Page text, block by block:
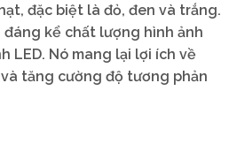
đặc biệt là đỏ, đen và trắng.
đáng kể chất lượng hình ảnh
LED. Nó mang lại lợi ích về
tăng cường độ tương phản